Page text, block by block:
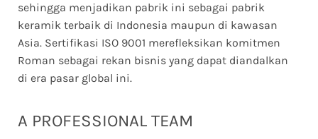
sehingga menjadikan pabrik ini sebagai pabrik
keramik terbaik di Indonesia maupun di kawasan
Asia. Sertifikasi ISO 9001 merefleksikan komitmen
Roman sebagai rekan bisnis yang dapat diandalkan
di era pasar global ini.
A PROFESSIONAL TEAM